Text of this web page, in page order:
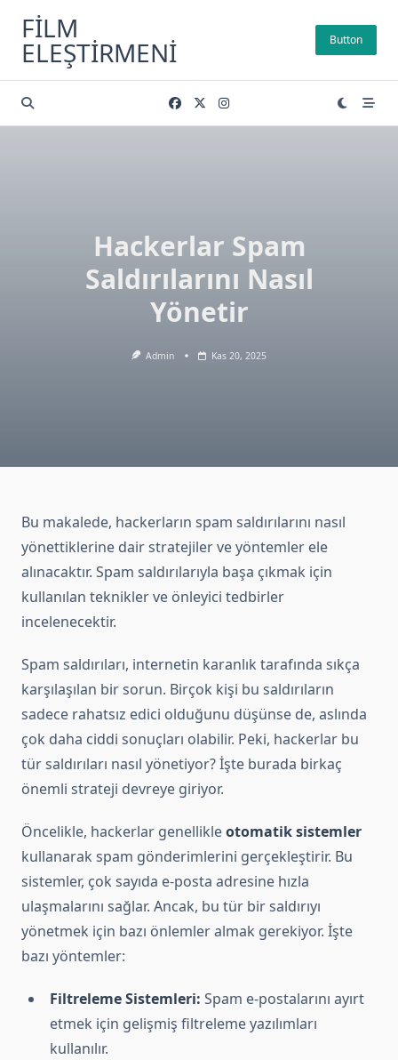
content
FILM
ELEŞTIRMENI Button
Hackerlar Spam
Saldırılarını Nasıl
Yönetir
Admin Kas 20, 2025
Bu makalede, hackerların spam saldırılarını nasıl
yönettiklerine dair stratejiler ve yöntemler ele
alınacaktır. Spam saldırılarıyla başa çıkmak için
kullanılan teknikler ve önleyici tedbirler
incelenecektir.
Spam saldırıları, internetin karanlık tarafında sıkça
karşılaşılan bir sorun. Birçok kişi bu saldırıların
sadece rahatsız edici olduğunu düşünse de, aslında
çok daha ciddi sonuçları olabilir. Peki, hackerlar bu
tür saldırıları nasıl yönetiyor? İşte burada birkaç
önemli strateji devreye giriyor.
Öncelikle, hackerlar genellikleotomatik sistemler
kullanarak spam gönderimlerini gerçekleştirir. Bu
sistemler, çok sayıda e-posta adresine hızla
ulaşmalarını sağlar. Ancak, bu tür bir saldırıyı
yönetmek için bazı önlemler almak gerekiyor. İşte
bazı yöntemler:
Filtreleme Sistemleri: Spam e-postalarını ayırt
etmek için gelişmiş filtreleme yazılımları
kullanılır.